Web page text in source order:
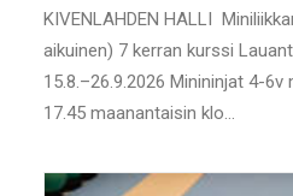
KIVENLAHDEN HALLI
aikuinen) 7 kerran kurssi
15.8.–26.9.2026 Minininjat 4-
17.45 maanantaisin klo…